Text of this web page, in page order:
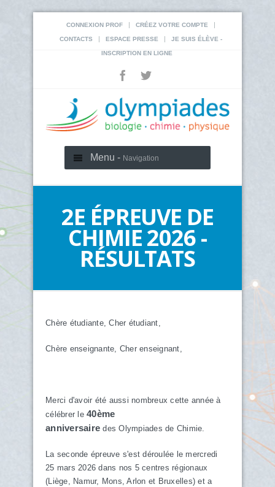
CONNEXION PROF | CRÉEZ VOTRE COMPTE |
CONTACTS | ESPACE PRESSE | JE SUIS ÉLÈVE -
INSCRIPTION EN LIGNE
Menu - Navigation
2E ÉPREUVE DE
CHIMIE 2026 -
RÉSULTATS
Chère étudiante, Cher étudiant,
Chère enseignante, Cher enseignant,
Merci d'avoir été aussi nombreux cette année à
célébrer le 40ème
anniversaire des Olympiades de Chimie.
La seconde épreuve s'est déroulée le mercredi
25 mars 2026 dans nos 5 centres régionaux
(Liège, Namur, Mons, Arlon et Bruxelles) et a